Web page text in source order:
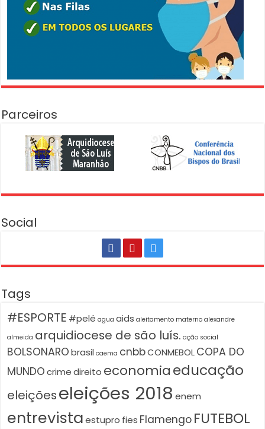
Parceiros
Social
Tags
#ESPORTE #pelé agua aids aleitamento materno alexandre
almeida arquidiocese de são luís. ação social
BOLSONARO brasil caema cnbbCONMEBOLCOPA DO
MUNDO crime direito economiaeducação
eleiçõeseleições 2018 enem
entrevista estupro fies Flamengo FUTEBOL